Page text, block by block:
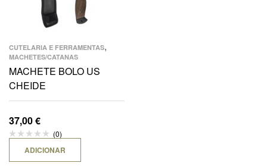
CUTELARIA E FERRAMENTAS,
MACHETES/CATANAS
MACHETE BOLO US
CHEIDE
37,00€
(0)
ADICIONAR